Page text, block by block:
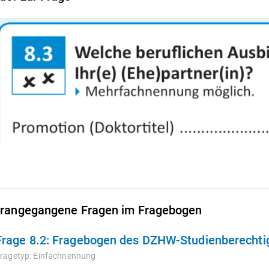
Fragen im Fragebogen
8.2: Fragebogen des DZHW-
Einfachnennung